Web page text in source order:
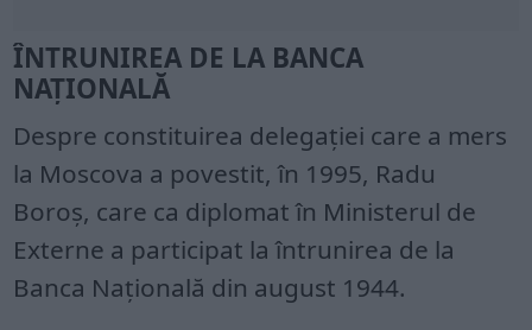
ÎNTRUNIREA DE LA BANCA
NAŢIONALĂ
Despre constituirea delegaţiei care a mers
la Moscova a povestit, în 1995, Radu
Boroș, care ca diplomat în Ministerul de
Externe a participat la întrunirea de la
Banca Naţională din august 1944.